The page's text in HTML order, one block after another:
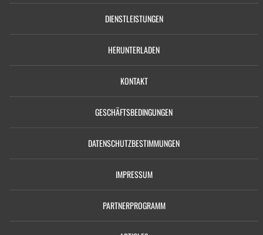
DIENSTLEISTUNGEN
HERUNTERLADEN
KONTAKT
GESCHÄFTSBEDINGUNGEN
DATENSCHUTZBESTIMMUNGEN
IMPRESSUM
PARTNERPROGRAMM